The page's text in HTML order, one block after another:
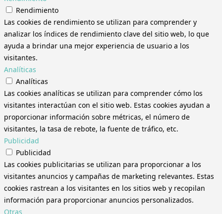
Rendimiento
Las cookies de rendimiento se utilizan para comprender y
analizar los índices de rendimiento clave del sitio web, lo que
ayuda a brindar una mejor experiencia de usuario a los
visitantes.
Analíticas
Analíticas
Las cookies analíticas se utilizan para comprender cómo los
visitantes interactúan con el sitio web. Estas cookies ayudan a
proporcionar información sobre métricas, el número de
visitantes, la tasa de rebote, la fuente de tráfico, etc.
Publicidad
Publicidad
Las cookies publicitarias se utilizan para proporcionar a los
visitantes anuncios y campañas de marketing relevantes. Estas
cookies rastrean a los visitantes en los sitios web y recopilan
información para proporcionar anuncios personalizados.
Otras